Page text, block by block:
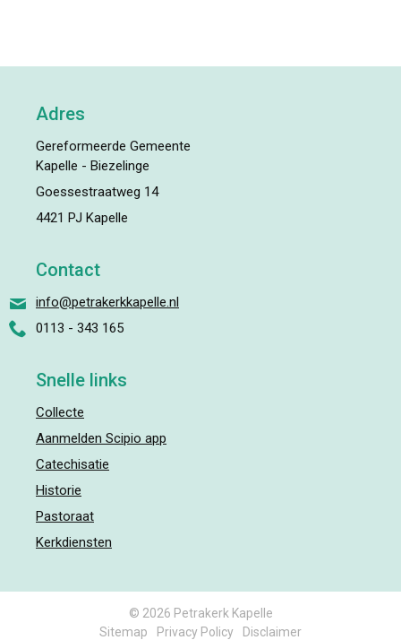
Adres
Gereformeerde Gemeente
Kapelle - Biezelinge
Goessestraatweg 14
4421 PJ Kapelle
Contact
info@petrakerkkapelle.nl
0113 - 343 165
Snelle links
Collecte
Aanmelden Scipio app
Catechisatie
Historie
Pastoraat
Kerkdiensten
© 2026 Petrakerk Kapelle
Sitemap
Privacy Policy Disclaimer